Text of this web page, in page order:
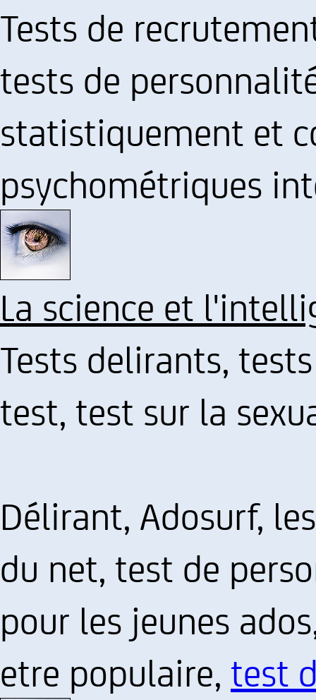
Tests de
tests de
statistiquement et
psychométriques
La science et
Tests delirants,
test, test sur la
Délirant, Adosurf,
du net, test de
pour les jeunes
etre populaire, test